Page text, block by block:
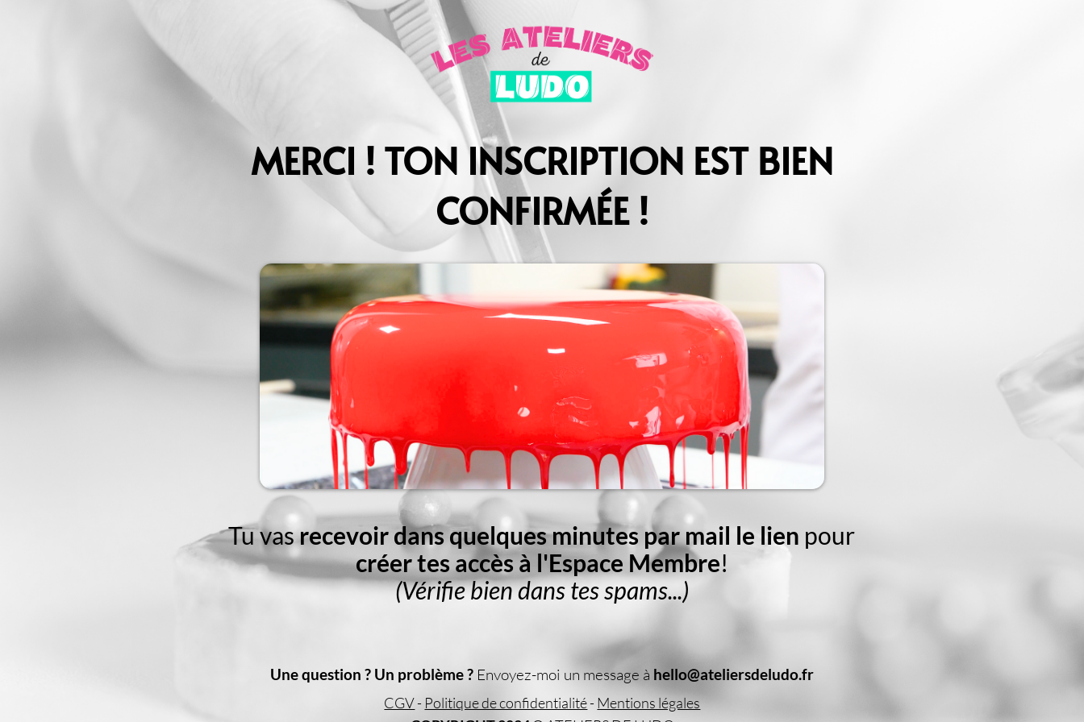
MERCI ! TON INSCRIPTION EST BIEN
CONFIRMÉE !
Tu vasrecevoir dans quelques minutes par mail le lien pour
créer tes accès à l'Espace Membre!
(Vérifie bien dans tes spams...)
Une question ? Un problème ? Envoyez-moi un message à hello@ateliersdeludo.fr
CGV- Politique de confidentialité- Mentions légales